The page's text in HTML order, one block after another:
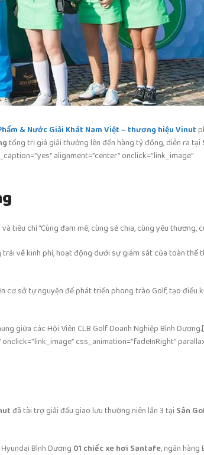
& Nước Giải Khát Nam Việt – thương hiệu Vinut
tổng trị giá giải thưởng lên đến hàng tỷ đồng,diễn ra tại
alignment=”center” onclick=”link_image”
tiêu chí “Cùng đam mê, cùng sẻ chia, cùng yêu thương,
về kinh phí, hoạt động dưới sự giám sát của toàn thể
cơ sở tự nguyện để phát triển phong trào Golf, tạo điều
giữa các Hội Viên CLB Golf Doanh Nghiệp Bình Dương.
css_animation=”fadeInRight”
đã tài trợ giải đấu giao lưu thường niên lần 3 tại Sân
Bình Dương 01 chiếc xe hơi Santafe, ngân hàng